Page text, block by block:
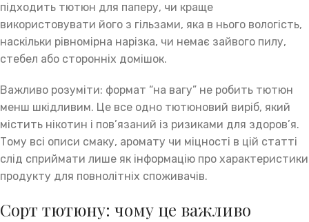
підходить тютюн для паперу, чи краще
використовувати його з гільзами, яка в нього вологість,
наскільки рівномірна нарізка, чи немає зайвого пилу,
стебел або сторонніх домішок.
Важливо розуміти: формат “на вагу” не робить тютюн
менш шкідливим. Це все одно тютюновий виріб, який
містить нікотин і пов’язаний із ризиками для здоров’я.
Тому всі описи смаку, аромату чи міцності в цій статті
слід сприймати лише як інформацію про характеристики
продукту для повнолітніх споживачів.
Сорт тютюну: чому це важливо